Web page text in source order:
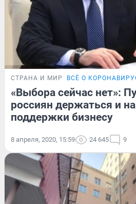
СТРАНА И МИР ВСЁ О
«Выбора сейчас нет»:
россиян держаться и
поддержки бизнесу
8 апреля, 2020, 15:59 24 645 9